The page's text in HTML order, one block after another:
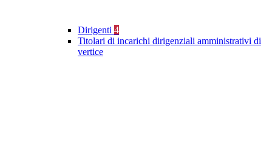
Dirigenti 4
Titolari di incarichi dirigenziali amministrativi di
vertice